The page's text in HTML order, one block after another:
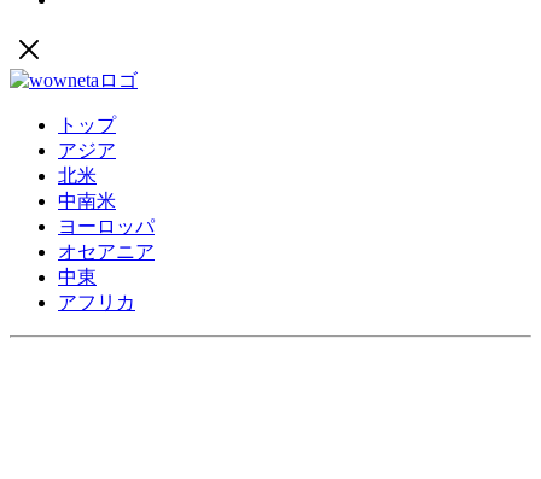
トップ
アジア
北米
中南米
ヨーロッパ
オセアニア
中東
アフリカ